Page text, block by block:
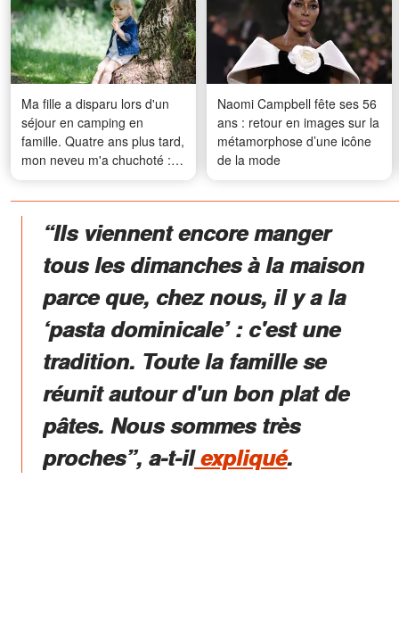
Ma fille a disparu lors d'un
séjour en camping en
famille. Quatre ans plus tard,
mon neveu m'a chuchoté : «
J'ai vu ce qui s'est
réellement passé cette nuit-
là. Elle ne s'est pas
simplement perdue. »
Naomi Campbell fête ses 56
ans : retour en images sur la
métamorphose d’une icône
de la mode
“Ils viennent encore manger
tous les dimanches à la maison
parce que, chez nous, il y a la
‘pasta dominicale’ : c'est une
tradition. Toute la famille se
réunit autour d'un bon plat de
pâtes. Nous sommes très
proches”, a-t-ilexpliqué.